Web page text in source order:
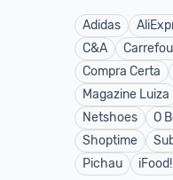
Adidas
C&A
Compra Certa
Magazine Luiza
Netshoes
O
Shoptime
Pichau
iFood!